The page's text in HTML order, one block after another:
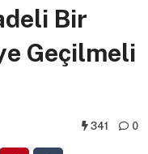
Bir
Geçilmeli
341 0